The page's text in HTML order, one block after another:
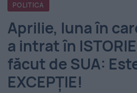
România
-
Evenimentul
Zilei
POLITICA
Aprilie, luna în
a intrat în
făcut de SUA:
EXCEPȚIE!